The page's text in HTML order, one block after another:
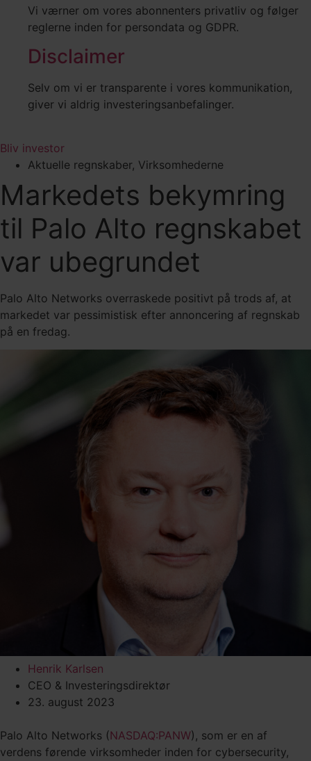
Vi værner om vores abonnenters privatliv og følger
reglerne inden for persondata og GDPR.
Disclaimer
Selv om vi er transparente i vores kommunikation,
giver vi aldrig investeringsanbefalinger.
Bliv investor
Aktuelle regnskaber, Virksomhederne
Markedets bekymring
til Palo Alto regnskabet
var ubegrundet
Palo Alto Networks overraskede positivt på trods af, at
markedet var pessimistisk efter annoncering af regnskab
på en fredag.
Henrik Karlsen
CEO & Investeringsdirektør
23. august 2023
Palo Alto Networks (NASDAQ:PANW), som er en af
verdens førende virksomheder inden for cybersecurity,